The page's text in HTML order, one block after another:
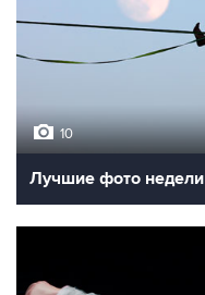
10
Лучшие фото недели